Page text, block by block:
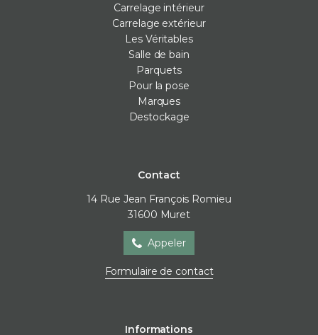
Carrelage intérieur
Carrelage extérieur
Les Véritables
Salle de bain
Parquets
Pour la pose
Marques
Destockage
Contact
14 Rue Jean François Romieu
31600 Muret
Appeler
Formulaire de contact
Informations